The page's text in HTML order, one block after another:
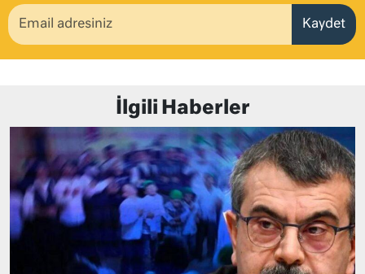
Kaydet
İlgili Haberler